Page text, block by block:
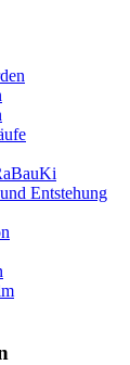
Entstehung